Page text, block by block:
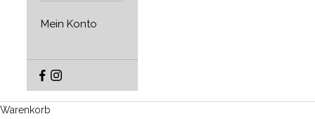
Mein Konto
Warenkorb